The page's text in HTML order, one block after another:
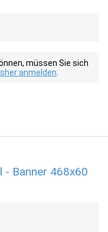
müssen Sie sich
anmelden
- Banner 468x60